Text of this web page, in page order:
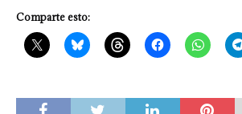
Comparte esto: